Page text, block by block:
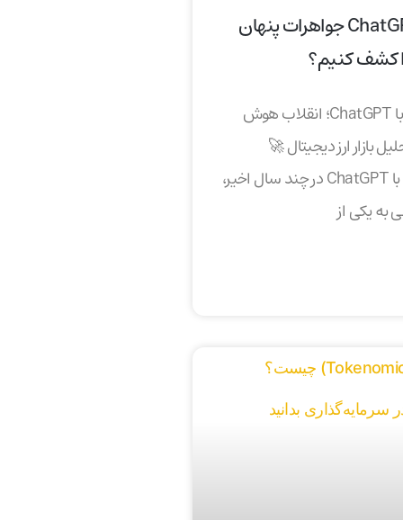
چگونه با ChatGPT جواهرات پنهان
را کشف کنیم؟
سیگنال‌گیری با ChatGPT؛ انقلاب هوش
بازار ارز دیجیتال 🚀
سیگنال گیری با ChatGPT در چند سال اخیر،
یکی از